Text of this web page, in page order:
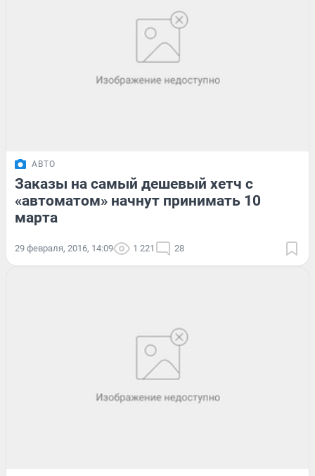
АВТО
Заказы на самый дешевый хетч с
«автоматом» начнут принимать 10
марта
29 февраля, 2016, 14:09 1 221 28